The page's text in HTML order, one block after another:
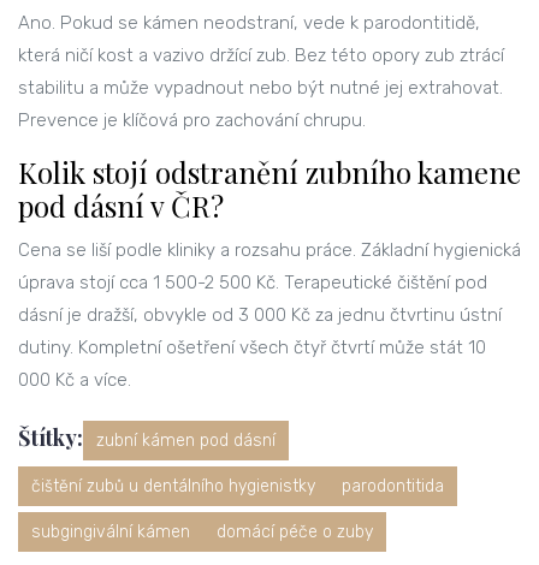
Ano. Pokud se kámen neodstraní, vede k parodontitidě,
která ničí kost a vazivo držící zub. Bez této opory zub ztrácí
stabilitu a může vypadnout nebo být nutné jej extrahovat.
Prevence je klíčová pro zachování chrupu.
Kolik stojí odstranění zubního kamene
pod dásní v ČR?
Cena se liší podle kliniky a rozsahu práce. Základní hygienická
úprava stojí cca 1 500-2 500 Kč. Terapeutické čištění pod
dásní je dražší, obvykle od 3 000 Kč za jednu čtvrtinu ústní
dutiny. Kompletní ošetření všech čtyř čtvrtí může stát 10
000 Kč a více.
Štítky: zubní kámen pod dásní
čištění zubů u dentálního hygienistky parodontitida
subgingivální kámen domácí péče o zuby